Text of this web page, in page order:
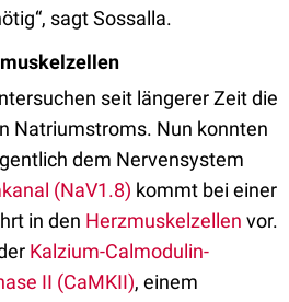
sagt Sossalla.
seit längerer Zeit die
Natriumstroms. Nun konnten
dem Nervensystem
(NaV1.8) kommt bei einer
in den Herzmuskelzellen vor.
Kalzium-Calmodulin-
II (CaMKII), einem